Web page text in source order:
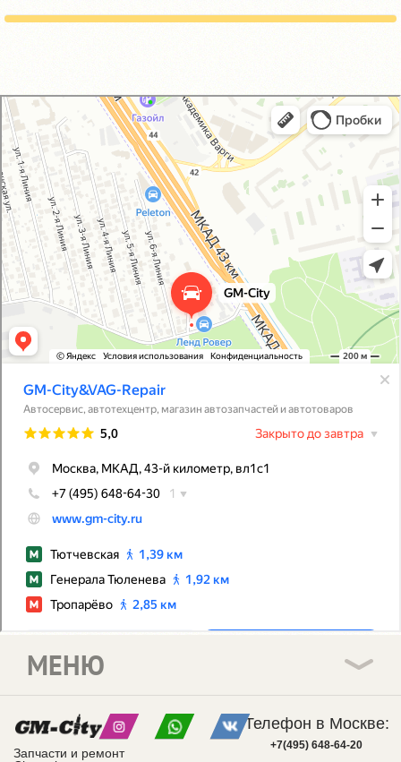
GM-City&VAG-Repair
Автосервис, автотехцентр в Москве
Магазин автозапчастей и автотоваров в Москве
Запчасти и ремонт
МЕНЮ
Телефон в Москве:
+7(495) 648-64-20